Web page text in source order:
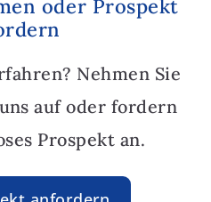
oder Prospekt
Nehmen Sie
auf oder fordern
Prospekt an.